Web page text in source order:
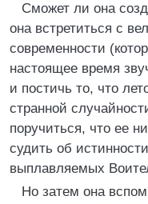
Сможет ли она
она встретиться с
современности
настоящее время
и постичь то, что
странной
поручиться, что ее
судить об
выплавляемых
Но затем она